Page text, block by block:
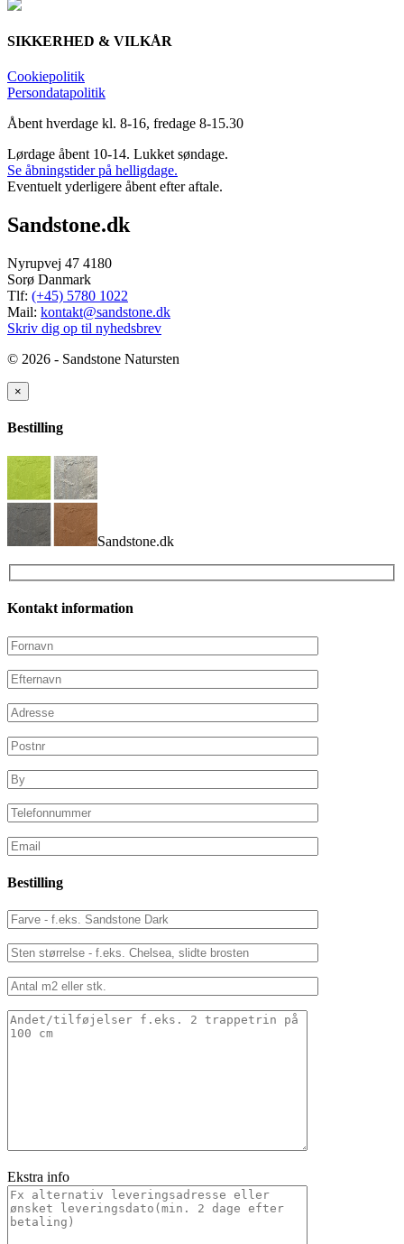
SIKKERHED & VILKÅR
Cookiepolitik
Persondatapolitik
Åbent hverdage kl. 8-16, fredage 8-15.30
Lørdage åbent 10-14. Lukket søndage.
Se åbningstider på helligdage.
Eventuelt yderligere åbent efter aftale.
Sandstone.dk
Nyrupvej 47 4180
Sorø Danmark
Tlf: (+45) 5780 1022
Mail: kontakt@sandstone.dk
Skriv dig op til nyhedsbrev
© 2026 - Sandstone Natursten
×
Bestilling
Sandstone.dk
Kontakt information
Bestilling
Ekstra info